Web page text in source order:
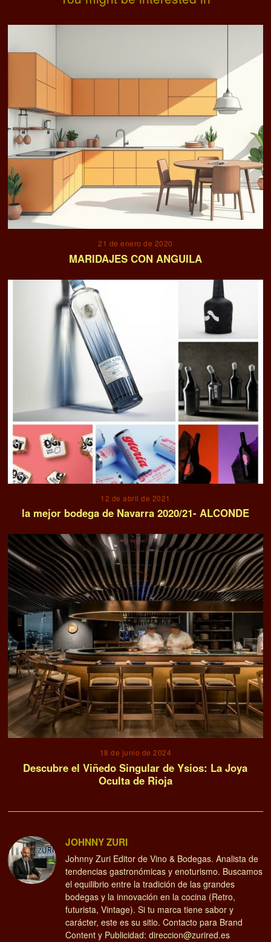
21 de enero de 2020
MARIDAJES CON ANGUILA
12 de abril de 2021
la mejor bodega de Navarra 2020/21- ALCONDE
18 de junio de 2024
Descubre el Viñedo Singular de Ysios: La Joya
Oculta de Rioja
JOHNNY ZURI
Johnny Zuri Editor de Vino & Bodegas. Analista de
tendencias gastronómicas y enoturismo. Buscamos
el equilibrio entre la tradición de las grandes
bodegas y la innovación en la cocina (Retro,
futurista, Vintage). Si tu marca tiene sabor y
carácter, este es su sitio. Contacto para Brand
Content y Publicidad: direccion@zurired.es